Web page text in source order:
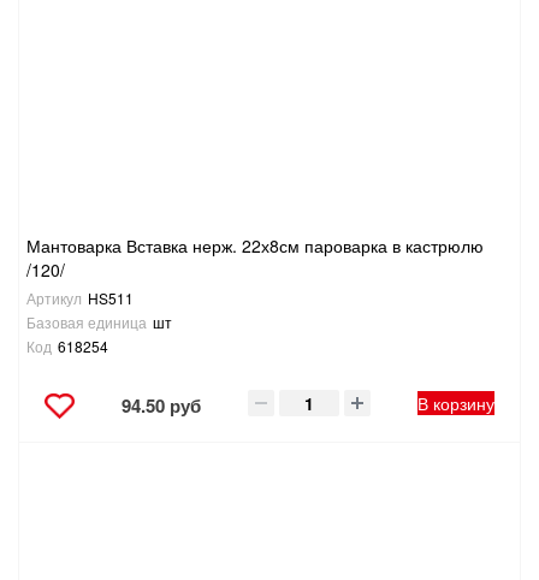
СТРЕМЯНКИ,ЛЕСТНИЦЫ
СТРОИТЕЛЬНЫЕ И ОТДЕЛОЧНЫЕ МАТЕРИАЛЫ
ТОВАРЫ ДЛЯ ДОМА
Мантоварка Вставка нерж. 22х8см пароварка в кастрюлю
/120/
Артикул HS511
Базовая единица шт
Код 618254
94.50 руб В корзину